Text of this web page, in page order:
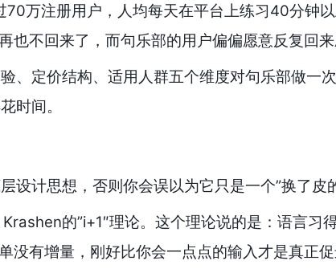
万注册用户，人均每天在平台上练习40分钟
不回来了，而句乐部的用户偏偏愿意反复回来
、定价结构、适用人群五个维度对句乐部做一
时间。
计思想，否则你会误以为它只是一个”换了皮
的”i+1″理论。这个理论说的是：语言习
没有增量，刚好比你会一点点的输入才是真正